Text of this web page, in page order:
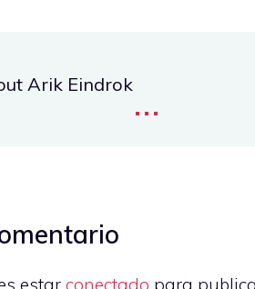
Arik Eindrok...